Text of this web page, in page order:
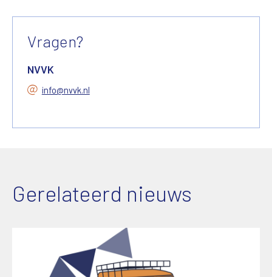
Vragen?
NVVK
info@nvvk.nl
Gerelateerd nieuws